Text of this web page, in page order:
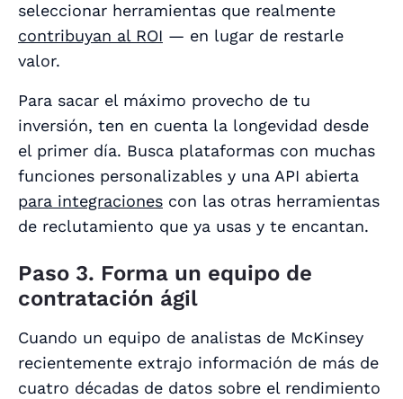
seleccionar herramientas que realmente
contribuyan al ROI — en lugar de restarle
valor.
Para sacar el máximo provecho de tu
inversión, ten en cuenta la longevidad desde
el primer día. Busca plataformas con muchas
funciones personalizables y una API abierta
para integraciones con las otras herramientas
de reclutamiento que ya usas y te encantan.
Paso 3. Forma un equipo de
contratación ágil
Cuando un equipo de analistas de McKinsey
recientemente extrajo información de más de
cuatro décadas de datos sobre el rendimiento